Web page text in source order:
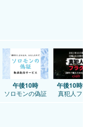
午後10時
ソロモンの偽証
午後10時30
真犯人フラ